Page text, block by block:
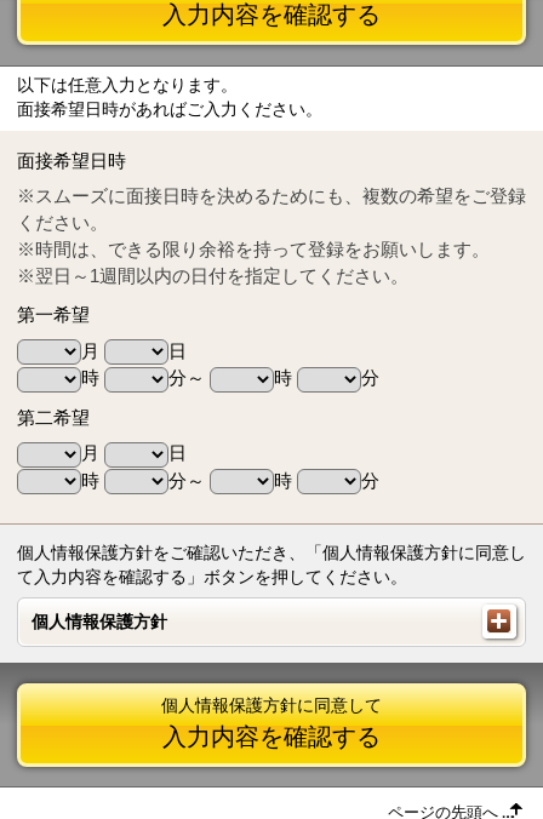
Tel
0570-55-0314
入力内容を確認する
以下は任意入力となります。
面接希望日時があればご入力ください。
面接希望日時
※スムーズに面接日時を決めるためにも、複数の希望をご登録
ください。
※時間は、できる限り余裕を持って登録をお願いします。
※翌日～1週間以内の日付を指定してください。
第一希望
月
日
時
分～ 時
分
第二希望
月
日
時
分～ 時 分
個人情報保護方針をご確認いただき、「個人情報保護方針に同意し
て入力内容を確認する」ボタンを押してください。
個人情報保護方針
個人情報保護方針
個人情報保護方針に同意して
入力内容を確認する
ページの先頭へ